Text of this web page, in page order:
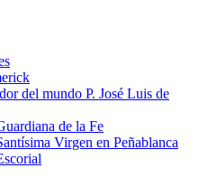
del mundo P. José Luis de
de la Fe
Virgen en Peñablanca